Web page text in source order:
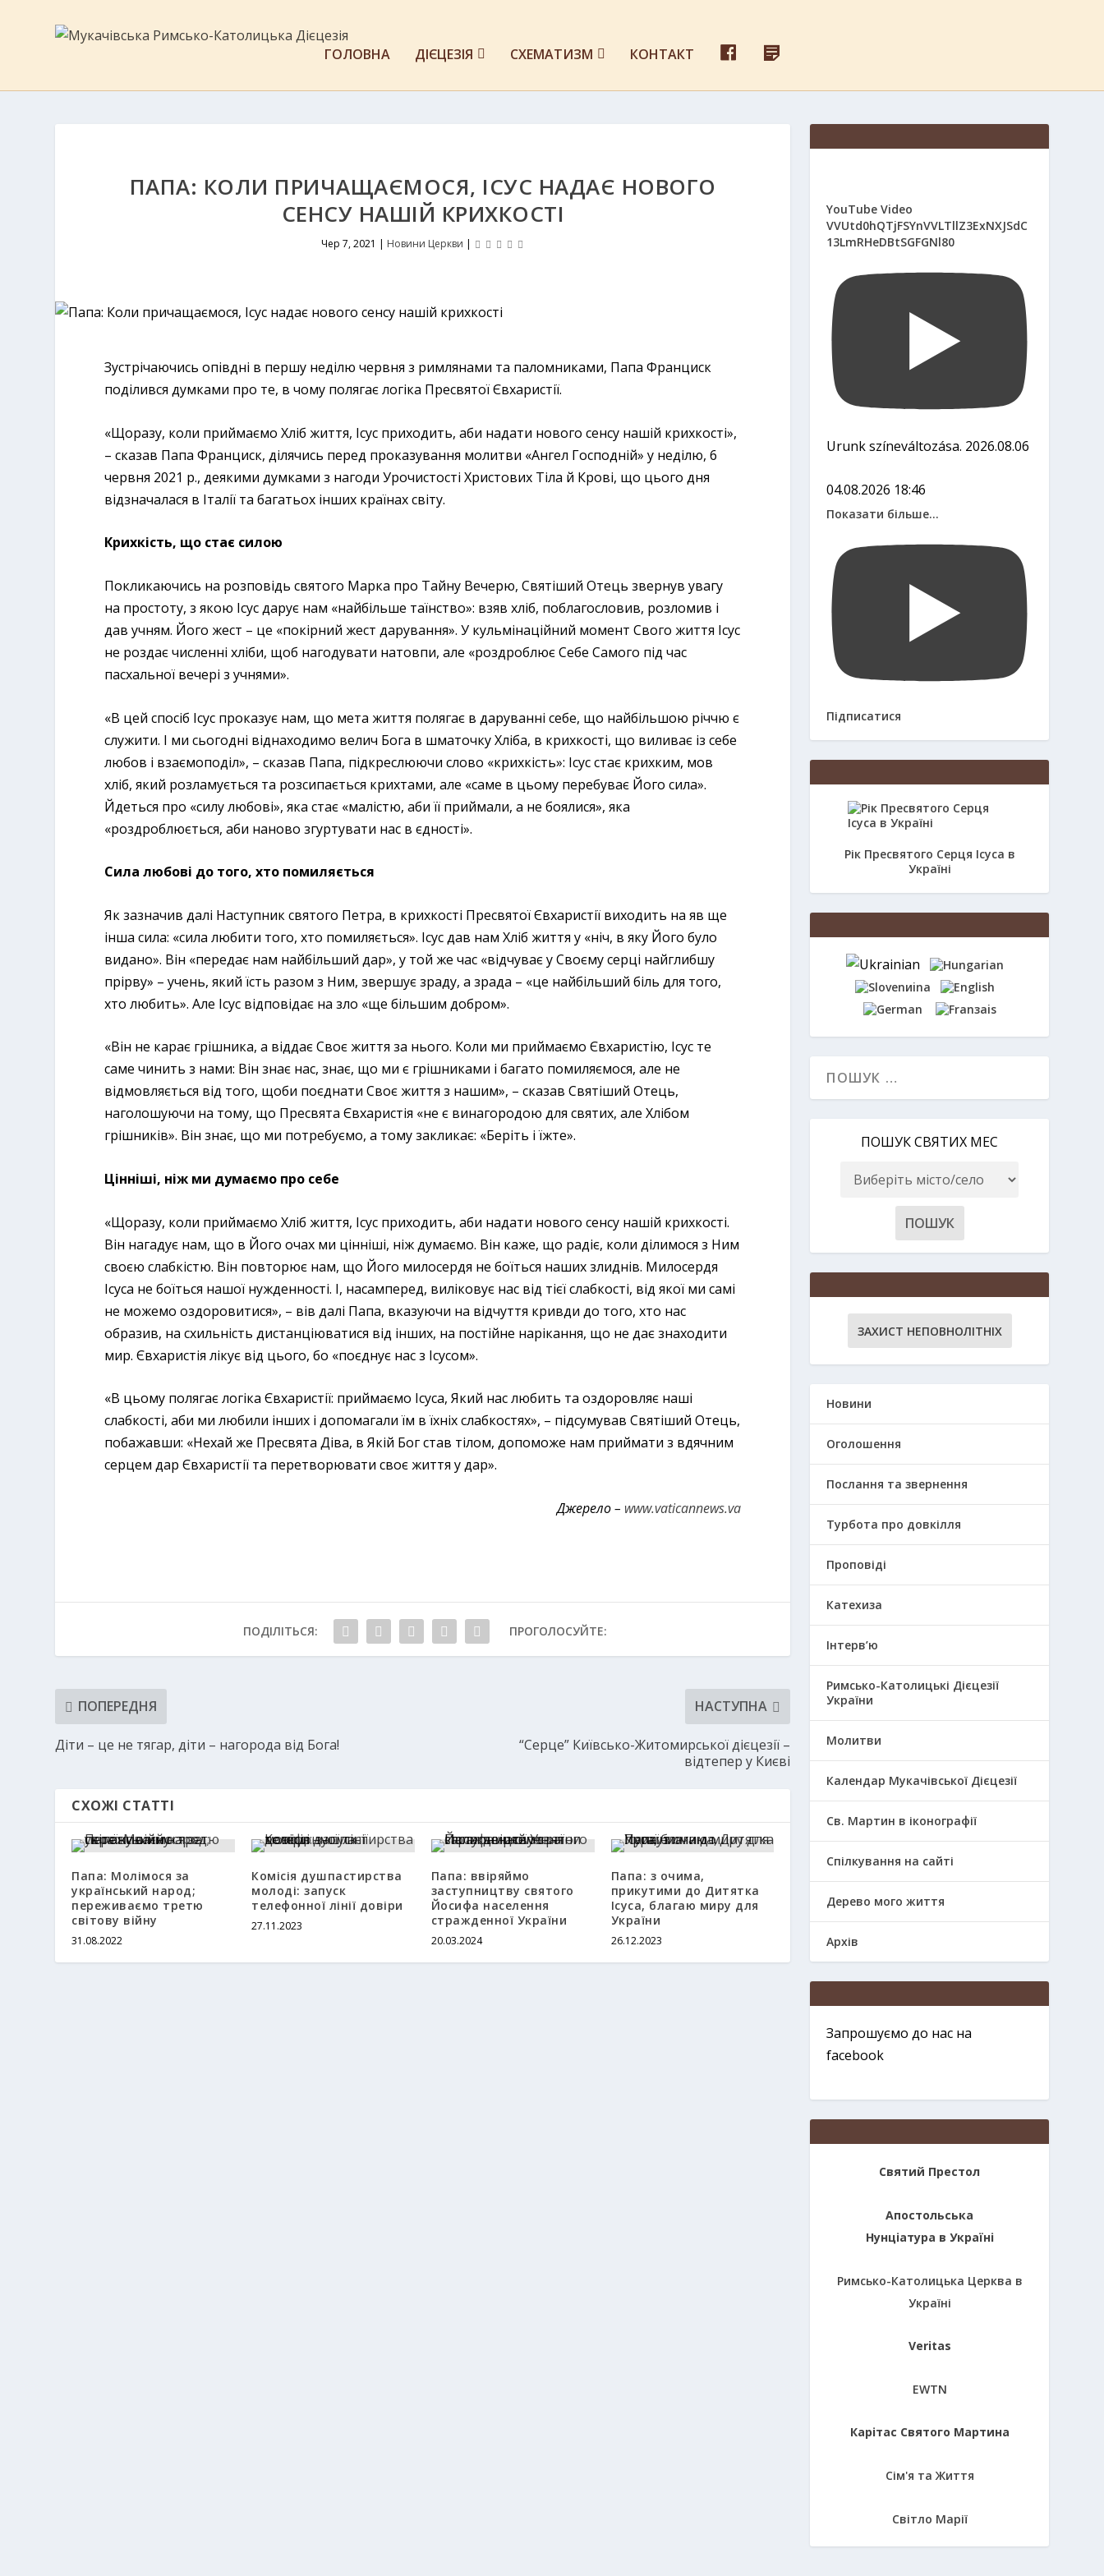
ГОЛОВНА ДІЄЦЕЗІЯ СХЕМАТИЗМ КОНТАКТ
E
Д
С
ПАПА: КОЛИ ПРИЧАЩАЄМОСЯ, ІСУС НАДАЄ НОВОГО
СЕНСУ НАШІЙ КРИХКОСТІ
Чер 7, 2021 | Новини Церкви |
Зустрічаючись опівдні в першу неділю червня з римлянами та паломниками, Папа Франциск
поділився думками про те, в чому полягає логіка Пресвятої Євхаристії.
«Щоразу, коли приймаємо Хліб життя, Ісус приходить, аби надати нового сенсу нашій крихкості»,
– сказав Папа Франциск, ділячись перед проказування молитви «Ангел Господній» у неділю, 6
червня 2021 р., деякими думками з нагоди Урочистості Христових Тіла й Крові, що цього дня
відзначалася в Італії та багатьох інших країнах світу.
Крихкість, що стає силою
Покликаючись на розповідь святого Марка про Тайну Вечерю, Святіший Отець звернув увагу
на простоту, з якою Ісус дарує нам «найбільше таїнство»: взяв хліб, поблагословив, розломив і
дав учням. Його жест – це «покірний жест дарування». У кульмінаційний момент Свого життя Ісус
не роздає численні хліби, щоб нагодувати натовпи, але «роздроблює Себе Самого під час
пасхальної вечері з учнями».
«В цей спосіб Ісус проказує нам, що мета життя полягає в даруванні себе, що найбільшою річчю є
служити. І ми сьогодні віднаходимо велич Бога в шматочку Хліба, в крихкості, що виливає із себе
любов і взаємоподіл», – сказав Папа, підкреслюючи слово «крихкість»: Ісус стає крихким, мов
хліб, який розламується та розсипається крихтами, але «саме в цьому перебуває Його сила».
Йдеться про «силу любові», яка стає «малістю, аби її приймали, а не боялися», яка
«роздроблюється, аби наново згуртувати нас в єдності».
Сила любові до того, хто помиляється
Як зазначив далі Наступник святого Петра, в крихкості Пресвятої Євхаристії виходить на яв ще
інша сила: «сила любити того, хто помиляється». Ісус дав нам Хліб життя у «ніч, в яку Його було
видано». Він «передає нам найбільший дар», у той же час «відчуває у Своєму серці найглибшу
прірву» – учень, який їсть разом з Ним, звершує зраду, а зрада – «це найбільший біль для того,
хто любить». Але Ісус відповідає на зло «ще більшим добром».
«Він не карає грішника, а віддає Своє життя за нього. Коли ми приймаємо Євхаристію, Ісус те
саме чинить з нами: Він знає нас, знає, що ми є грішниками і багато помиляємося, але не
відмовляється від того, щоби поєднати Своє життя з нашим», – сказав Святіший Отець,
наголошуючи на тому, що Пресвята Євхаристія «не є винагородою для святих, але Хлібом
грішників». Він знає, що ми потребуємо, а тому закликає: «Беріть і їжте».
Цінніші, ніж ми думаємо про себе
«Щоразу, коли приймаємо Хліб життя, Ісус приходить, аби надати нового сенсу нашій крихкості.
Він нагадує нам, що в Його очах ми цінніші, ніж думаємо. Він каже, що радіє, коли ділимося з Ним
своєю слабкістю. Він повторює нам, що Його милосердя не боїться наших злиднів. Милосердя
Ісуса не боїться нашої нужденності. І, насамперед, виліковує нас від тієї слабкості, від якої ми самі
не можемо оздоровитися», – вів далі Папа, вказуючи на відчуття кривди до того, хто нас
образив, на схильність дистанціюватися від інших, на постійне нарікання, що не дає знаходити
мир. Євхаристія лікує від цього, бо «поєднує нас з Ісусом».
«В цьому полягає логіка Євхаристії: приймаємо Ісуса, Який нас любить та оздоровляє наші
слабкості, аби ми любили інших і допомагали їм в їхніх слабкостях», – підсумував Святіший Отець,
побажавши: «Нехай же Пресвята Діва, в Якій Бог став тілом, допоможе нам приймати з вдячним
серцем дар Євхаристії та перетворювати своє життя у дар».
Джерело – www.vaticannews.va
ПОДІЛІТЬСЯ: ПРОГОЛОСУЙТЕ:
ПОПЕРЕДНЯ
Діти – це не тягар, діти – нагорода від Бога!
НАСТУПНА
“Серце” Київсько-Житомирської дієцезії –
відтепер у Києві
СХОЖІ СТАТТІ
Папа: Молімося за
український народ;
переживаємо третю
світову війну
31.08.2022
Комісія душпастирства
молоді: запуск
телефонної лінії довіри
27.11.2023
Папа: ввіряймо
заступництву святого
Йосифа населення
стражденної України
20.03.2024
Папа: з очима,
прикутими до Дитятка
Ісуса, благаю миру для
України
26.12.2023
YouTube Video
VVUtd0hQTjFSYnVVLTllZ3ExNXJSdC
13LmRHeDBtSGFGNl80
Urunk színeváltozása. 2026.08.06
04.08.2026 18:46
Показати більше...
Підписатися
Рік Пресвятого Серця Ісуса в
Україні
ПОШУК СВЯТИХ МЕС
ЗАХИСТ НЕПОВНОЛІТНІХ
Новини
Оголошення
Послання та звернення
Турбота про довкілля
Проповіді
Катехиза
Інтерв’ю
Римсько-Католицькі Дієцезії
України
Молитви
Календар Мукачівської Дієцезії
Св. Мартин в іконографії
Спілкування на сайті
Дерево мого життя
Архів
Запрошуємо до нас на
facebook
Святий Престол
Апостольська
Нунціатура в Україні
Римсько-Католицька Церква в
Україні
Veritas
EWTN
Карітас Святого Мартина
Сім'я та Життя
Світло Марії